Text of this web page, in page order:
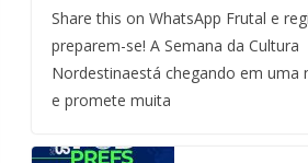
Share this on WhatsApp Frutal e
preparem-se! A Semana da Cultura
Nordestinaestá chegando em uma
e promete muita